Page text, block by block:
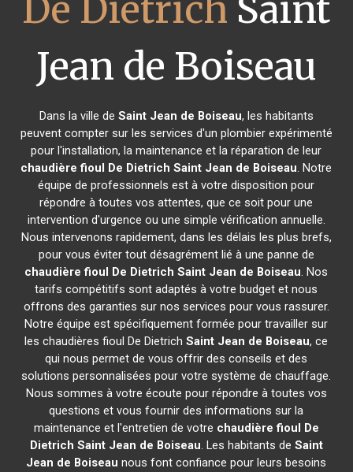
De Dietrich Saint
Jean de Boiseau
Dans la ville de Saint Jean de Boiseau, les habitants
peuvent compter sur les services d'un plombier expérimenté
pour l'installation, la maintenance et la réparation de leur
chaudière fioul De Dietrich Saint Jean de Boiseau. Notre
équipe de professionnels est à votre disposition pour
répondre à toutes vos attentes, que ce soit pour une
intervention d'urgence ou une simple vérification annuelle.
Nous intervenons rapidement, dans les délais les plus brefs,
pour vous éviter tout désagrément lié à une panne de
chaudière fioul De Dietrich Saint Jean de Boiseau. Nos
tarifs compétitifs sont adaptés à votre budget et nous
offrons des garanties sur nos services pour vous rassurer.
Notre équipe est spécifiquement formée pour travailler sur
les chaudières fioul De DietrichSaint Jean de Boiseau, ce
qui nous permet de vous offrir des conseils et des
solutions personnalisées pour votre système de chauffage.
Nous sommes à votre écoute pour répondre à toutes vos
questions et vous fournir des informations sur la
maintenance et l'entretien de votre chaudière fioul De
Dietrich Saint Jean de Boiseau. Les habitants de Saint
Jean de Boiseau nous font confiance pour leurs besoins